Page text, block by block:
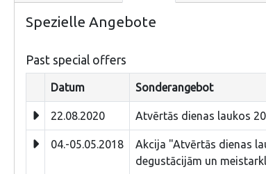
Spezielle Angebote
Past special offers
Datum Sonderangebot
22.08.2020 Atvērtās dienas laukos
04.-05.05.2018
Akcija "Atvērtās dienas
degustācijām un